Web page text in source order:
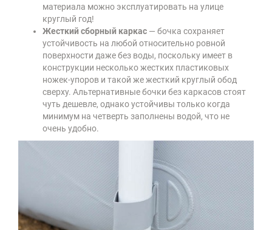
материала можно эксплуатировать на улице
круглый год!
Жесткий сборный каркас — бочка сохраняет
устойчивость на любой относительно ровной
поверхности даже без воды, поскольку имеет в
конструкции несколько жестких пластиковых
ножек-упоров и такой же жесткий круглый обод
сверху. Альтернативные бочки без каркасов стоят
чуть дешевле, однако устойчивы только когда
минимум на четверть заполнены водой, что не
очень удобно.